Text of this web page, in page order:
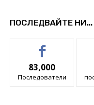
ПОСЛЕДВАЙТЕ НИ...
83,000
Последователи